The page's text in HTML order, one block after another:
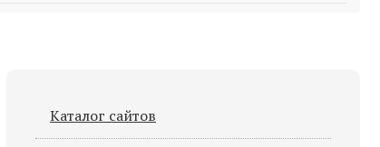
Каталог сайтов